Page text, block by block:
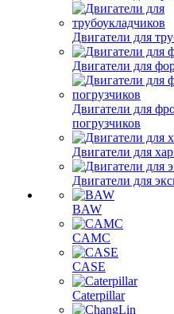
Двигатели для
Двигатели для
Двигатели для
погрузчиков
Двигатели для
Двигатели для
BAW
CAMC
CASE
Caterpillar